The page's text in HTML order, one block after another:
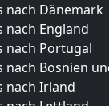
nach Dänemark
nach England
nach Portugal
nach Bosnien
nach Irland